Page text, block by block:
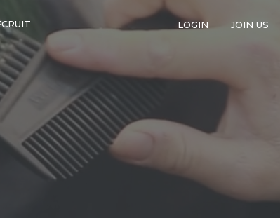
LOGIN JOIN US